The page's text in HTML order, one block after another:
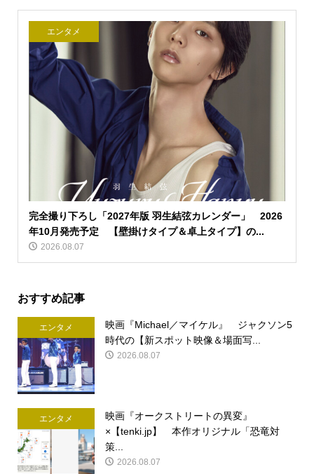
エンタメ
完全撮り下ろし「2027年版 羽生結弦カレンダー」 2026
年10月発売予定 【壁掛けタイプ＆卓上タイプ】の...
2026.08.07
おすすめ記事
エンタメ
映画『Michael／マイケル』 ジャクソン5
時代の【新スポット映像＆場面写...
2026.08.07
エンタメ
映画『オークストリートの異変』
×【tenki.jp】 本作オリジナル「恐竜対
策...
2026.08.07